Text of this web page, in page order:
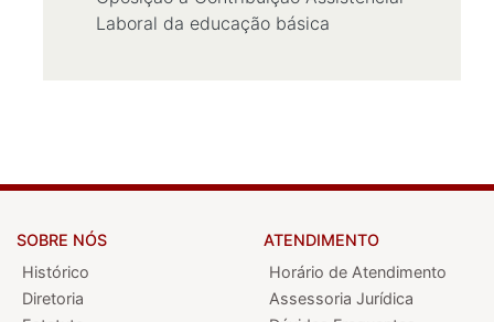
Laboral da educação básica
SOBRE NÓS
Histórico
Diretoria
ATENDIMENTO
Horário de Atendimento
Assessoria Jurídica